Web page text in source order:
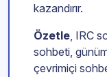
kazandırır.
Özetle, IRC
sohbeti,
çevrimiçi